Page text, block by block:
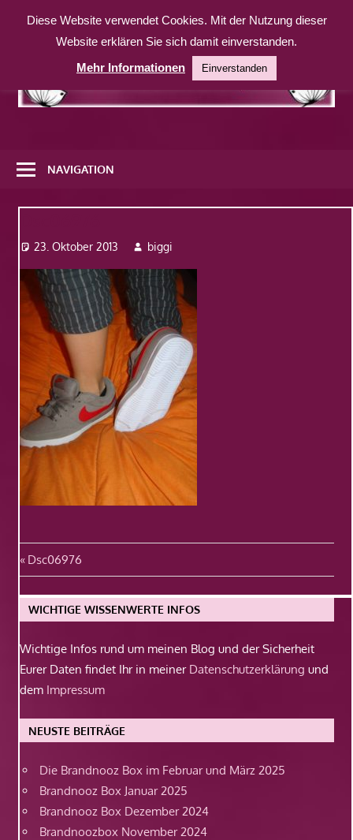
Inhalt
weitere
Website
NAVIGATION
23. Oktober 2013 biggi
Beitragsnavigation
Vorheriger
Beitrag:
Dsc06976
WICHTIGE WISSENWERTE INFOS
Wichtige Infos rund um meinen Blog und der Sicherheit
Eurer Daten findet Ihr in meiner Datenschutzerklärung und
dem Impressum
NEUSTE BEITRÄGE
Die Brandnooz Box im Februar und März 2025
Brandnooz Box Januar 2025
Brandnooz Box Dezember 2024
Brandnoozbox November 2024
Diese Website verwendet Cookies. Mit der Nutzung dieser
Website erklären Sie sich damit einverstanden.
Mehr Informationen
Einverstanden